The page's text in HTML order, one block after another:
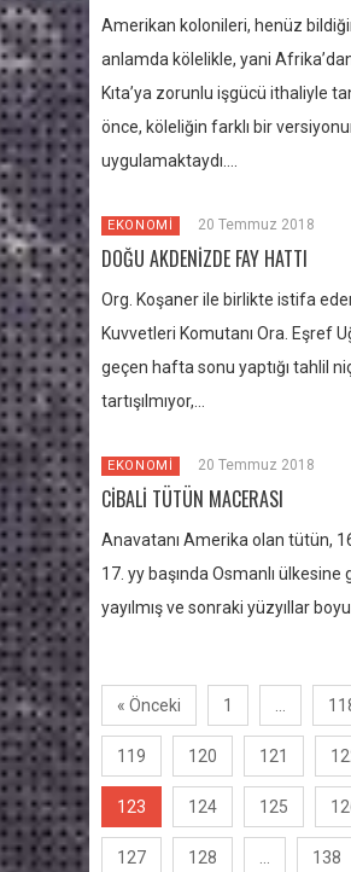
Amerikan kolonileri, henüz
anlamda kölelikle, yani
Kıta’ya zorunlu işgücü ithaliyle
önce, köleliğin farklı bir
uygulamaktaydı….
EKONOMİ 20 Temmuz 2018
DOĞU AKDENİZDE FAY HATTI
Org. Koşaner ile birlikte istifa
Kuvvetleri Komutanı Ora. Eşref
geçen hafta sonu yaptığı tahlil
tartışılmıyor,…
EKONOMİ 20 Temmuz 2018
CİBALİ TÜTÜN MACERASI
Anavatanı Amerika olan tütün,
17. yy başında Osmanlı ülkesine
yayılmış ve sonraki yüzyıllar
« Önceki 1
119 120 121
123 124 125
127 128 138